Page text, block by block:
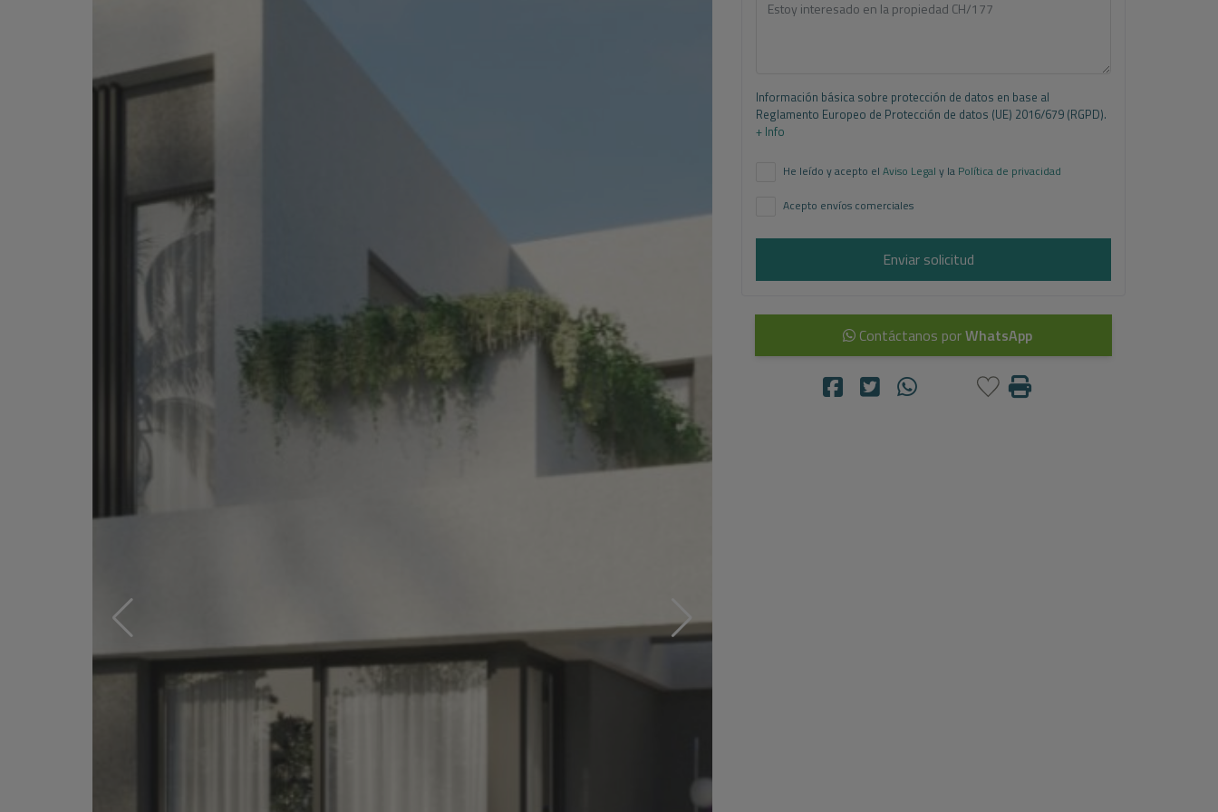
Información básica sobre protección de datos en base al
Reglamento Europeo de Protección de datos (UE) 2016/679 (RGPD).
+ Info
He leído y acepto el Aviso Legal y la Política de privacidad
Acepto envíos comerciales
Enviar solicitud
Contáctanos porWhatsApp